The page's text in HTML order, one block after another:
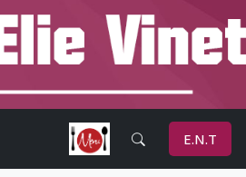
E.N.T